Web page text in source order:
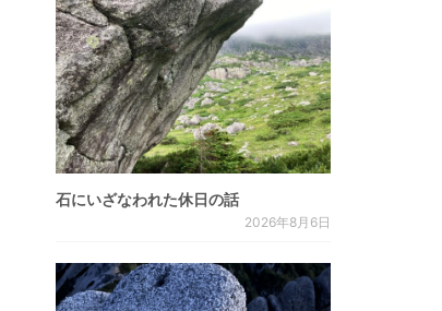
石にいざなわれた休日の話
2026年8月6日